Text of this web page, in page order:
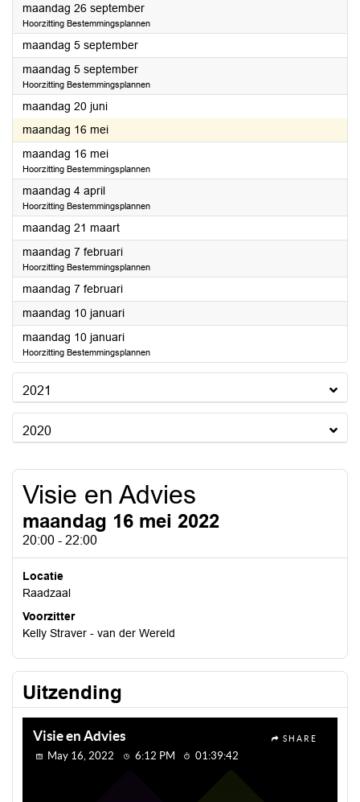
maandag 26 september2022
Hoorzitting Bestemmingsplannen
maandag 5 september2022
maandag 5 september2022
Hoorzitting Bestemmingsplannen
maandag 20 juni2022
maandag 16 mei2022
maandag 16 mei2022
Hoorzitting Bestemmingsplannen
maandag 4 april2022
Hoorzitting Bestemmingsplannen
maandag 21 maart2022
maandag 7 februari2022
Hoorzitting Bestemmingsplannen
maandag 7 februari2022
maandag 10 januari2022
maandag 10 januari2022
Hoorzitting Bestemmingsplannen
2021
2020
Visie en Advies
maandag 16 mei 2022
20:00 - 22:00
Locatie
Raadzaal
Voorzitter
Kelly Straver - van der Wereld
Uitzending